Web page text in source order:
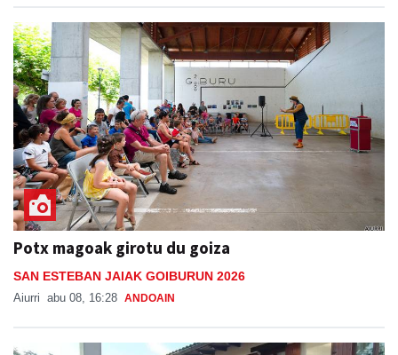
Potx magoak girotu du goiza
SAN ESTEBAN JAIAK GOIBURUN 2026
Aiurri abu 08, 16:28 ANDOAIN